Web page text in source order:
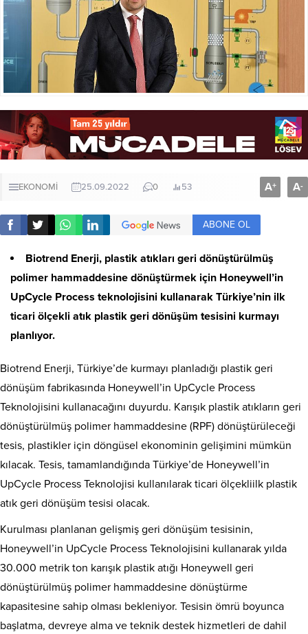
EKONOMİ 25.09.2022 0 53 A+ A-
ABONE OL
Biotrend Enerji, plastik atıkları geri dönüştürülmüş
polimer hammaddesine dönüştürmek için Honeywell’in
UpCycle Process teknolojisini kullanarak Türkiye’nin ilk
ticari ölçekli atık plastik geri dönüşüm tesisini kurmayı
planlıyor.
Biotrend Enerji, Türkiye’de kurmayı planladığı plastik geri
dönüşüm fabrikasında Honeywell’in UpCycle Process
Teknolojisini kullanacağını duyurdu. Karışık plastik atıkların geri
dönüştürülmüş polimer hammaddesine (RPF) dönüştürüleceği
tesis, plastikler için döngüsel ekonominin gelişimini mümkün
kılacak. Tesis, tamamlandığında Türkiye’de Honeywell’in
UpCycle Process Teknolojisi kullanılarak ticari ölçekliilk plastik
atık geri dönüşüm tesisi olacak.
Kurulması planlanan gelişmiş geri dönüşüm tesisinin,
Honeywell’in UpCycle Process Teknolojisini kullanarak yılda
30.000 metrik ton karışık plastik atığı Honeywell geri
dönüştürülmüş polimer hammaddesine dönüştürme
kapasitesine sahip olması bekleniyor. Tesisin ömrü boyunca
başlatma, devreye alma ve teknik destek hizmetleri de dahil